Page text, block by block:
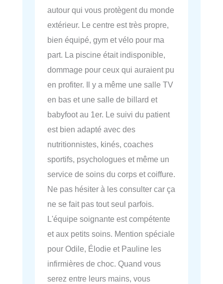
autour qui vous protègent du monde
extérieur. Le centre est très propre,
bien équipé, gym et vélo pour ma
part. La piscine était indisponible,
dommage pour ceux qui auraient pu
en profiter. Il y a même une salle TV
en bas et une salle de billard et
babyfoot au 1er. Le suivi du patient
est bien adapté avec des
nutritionnistes, kinés, coaches
sportifs, psychologues et même un
service de soins du corps et coiffure.
Ne pas hésiter à les consulter car ça
ne se fait pas tout seul parfois.
L'équipe soignante est compétente
et aux petits soins. Mention spéciale
pour Odile, Élodie et Pauline les
infirmières de choc. Quand vous
serez entre leurs mains, vous